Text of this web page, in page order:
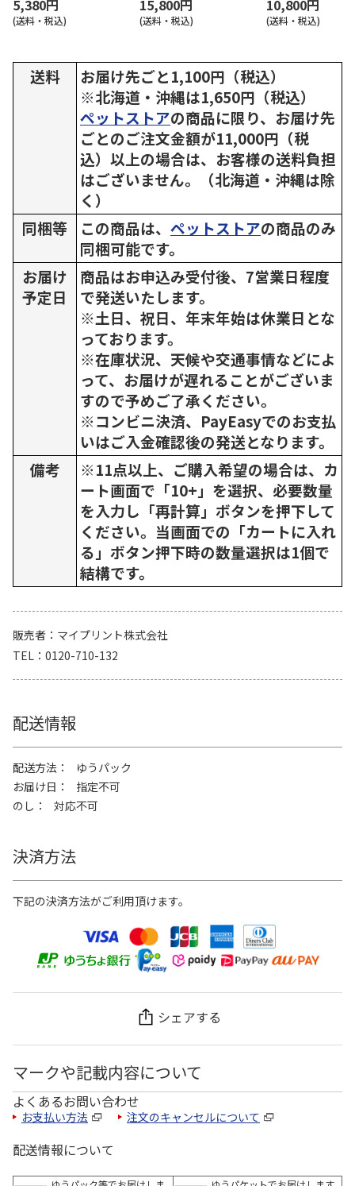
5,380円
(送料・税込)
15,800円
(送料・税込)
10,800円
(送料・税込)
送料
お届け先ごと1,100円（税込）
※北海道・沖縄は1,650円（税込）
ペットストアの商品に限り、お届け先
ごとのご注文金額が11,000円（税
込）以上の場合は、お客様の送料負担
はございません。（北海道・沖縄は除
く）
同梱等
この商品は、 ペットストアの商品のみ
同梱可能です。
お届け
予定日
商品はお申込み受付後、7営業日程度
で発送いたします。
※土日、祝日、年末年始は休業日とな
っております。
※在庫状況、天候や交通事情などによ
って、お届けが遅れることがございま
すので予めご了承ください。
※コンビニ決済、PayEasyでのお支払
いはご入金確認後の発送となります。
備考
※11点以上、ご購入希望の場合は、カ
ート画面で「10+」を選択、必要数量
を入力し「再計算」ボタンを押下して
ください。当画面での「カートに入れ
る」ボタン押下時の数量選択は1個で
結構です。
販売者
マイプリント株式会社
TEL
0120-710-132
配送情報
配送方法
ゆうパック
お届け日
指定不可
のし
対応不可
決済方法
下記の決済方法がご利用頂けます。
シェアする
マークや記載内容について
よくあるお問い合わせ
お支払い方法 注文のキャンセルについて
配送情報について